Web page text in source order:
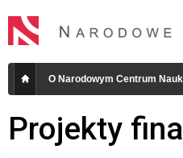
O Narodowym Centrum
Projekty